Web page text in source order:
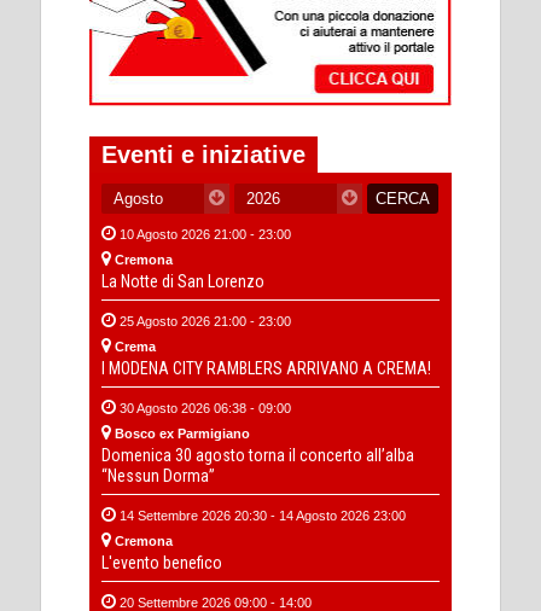
Eventi e iniziative
10 Agosto 2026 21:00 - 23:00
Cremona
La Notte di San Lorenzo
25 Agosto 2026 21:00 - 23:00
Crema
I MODENA CITY RAMBLERS ARRIVANO A CREMA!
30 Agosto 2026 06:38 - 09:00
Bosco ex Parmigiano
Domenica 30 agosto torna il concerto all’alba
“Nessun Dorma”
14 Settembre 2026 20:30 - 14 Agosto 2026 23:00
Cremona
L'evento benefico
20 Settembre 2026 09:00 - 14:00